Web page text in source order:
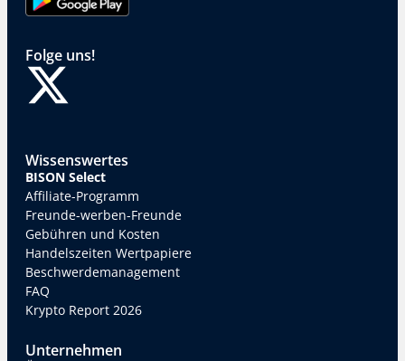
Folge uns!
Wissenswertes
BISON Select
Affiliate-Programm
Freunde-werben-Freunde
Gebühren und Kosten
Handelszeiten Wertpapiere
Beschwerdemanagement
FAQ
Krypto Report 2026
Unternehmen